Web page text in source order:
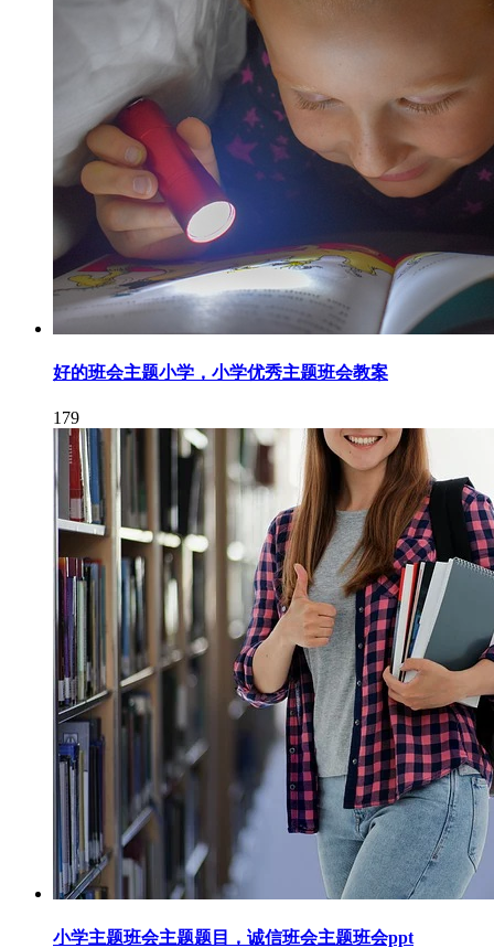
好的班会主题小学，小学优秀主题班会教案
179
小学主题班会主题题目，诚信班会主题班会ppt